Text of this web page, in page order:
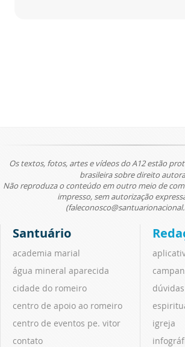
Os textos, fotos, artes e vídeos do A12 estão
brasileira sobre direito
Não reproduza o conteúdo em outro meio de
impresso, sem autorização
Santuário
academia marial
água mineral aparecida
cidade do romeiro
centro de apoio ao romeiro
centro de eventos pe. vitor
contato
igreja